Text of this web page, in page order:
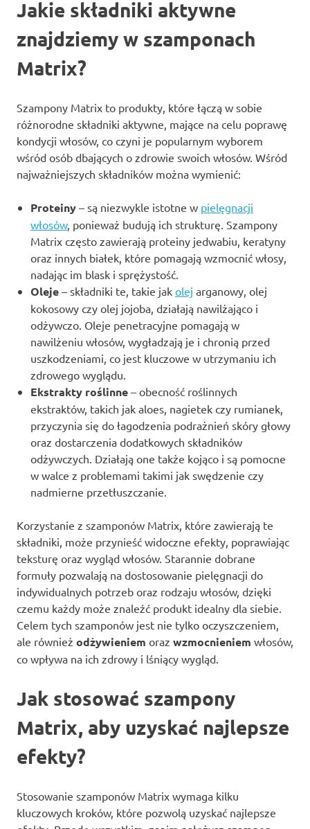
Jakie składniki aktywne
znajdziemy w szamponach
Matrix?
Szampony Matrix to produkty, które łączą w sobie
różnorodne składniki aktywne, mające na celu poprawę
kondycji włosów, co czyni je popularnym wyborem
wśród osób dbających o zdrowie swoich włosów. Wśród
najważniejszych składników można wymienić:
Proteiny – są niezwykle istotne w pielęgnacji
włosów, ponieważ budują ich strukturę. Szampony
Matrix często zawierają proteiny jedwabiu, keratyny
oraz innych białek, które pomagają wzmocnić włosy,
nadając im blask i sprężystość.
Oleje – składniki te, takie jak olej arganowy, olej
kokosowy czy olej jojoba, działają nawilżająco i
odżywczo. Oleje penetracyjne pomagają w
nawilżeniu włosów, wygładzają je i chronią przed
uszkodzeniami, co jest kluczowe w utrzymaniu ich
zdrowego wyglądu.
Ekstrakty roślinne – obecność roślinnych
ekstraktów, takich jak aloes, nagietek czy rumianek,
przyczynia się do łagodzenia podrażnień skóry głowy
oraz dostarczenia dodatkowych składników
odżywczych. Działają one także kojąco i są pomocne
w walce z problemami takimi jak swędzenie czy
nadmierne przetłuszczanie.
Korzystanie z szamponów Matrix, które zawierają te
składniki, może przynieść widoczne efekty, poprawiając
teksturę oraz wygląd włosów. Starannie dobrane
formuły pozwalają na dostosowanie pielęgnacji do
indywidualnych potrzeb oraz rodzaju włosów, dzięki
czemu każdy może znaleźć produkt idealny dla siebie.
Celem tych szamponów jest nie tylko oczyszczeniem,
ale również odżywieniem oraz wzmocnieniem włosów,
co wpływa na ich zdrowy i lśniący wygląd.
Jak stosować szampony
Matrix, aby uzyskać najlepsze
efekty?
Stosowanie szamponów Matrix wymaga kilku
kluczowych kroków, które pozwolą uzyskać najlepsze